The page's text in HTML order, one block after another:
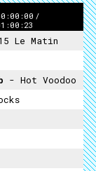
/
Le Matin
- Hot Voodoo